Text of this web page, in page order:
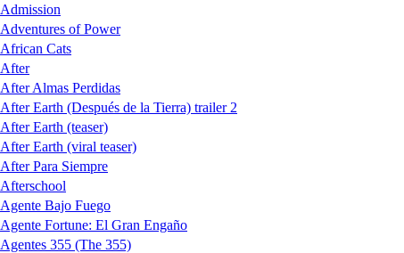
Admission
Adventures of Power
African Cats
After
After Almas Perdidas
After Earth (Después de la Tierra) trailer 2
After Earth (teaser)
After Earth (viral teaser)
After Para Siempre
Afterschool
Agente Bajo Fuego
Agente Fortune: El Gran Engaño
Agentes 355 (The 355)